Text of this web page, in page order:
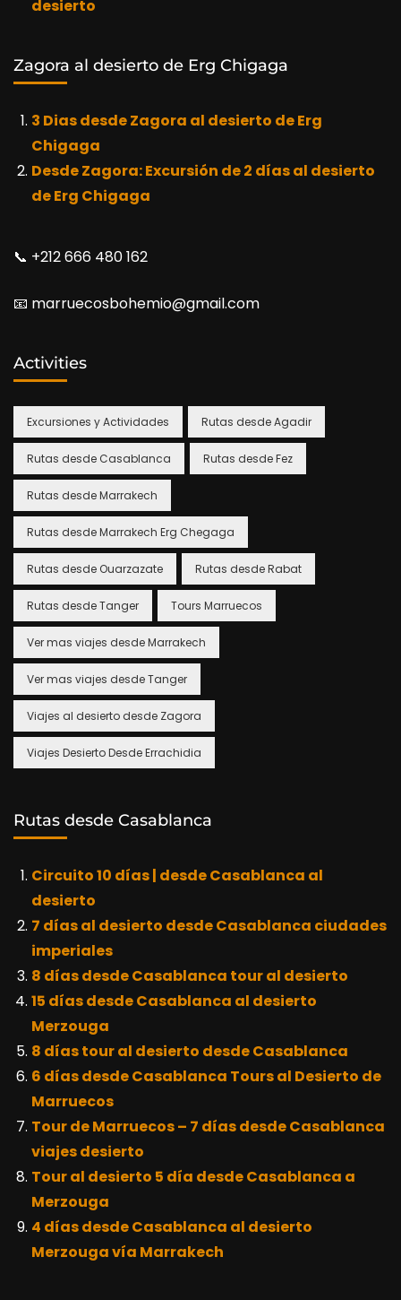
desierto
Zagora al desierto de Erg Chigaga
3 Dias desde Zagora al desierto de Erg
Chigaga
Desde Zagora: Excursión de 2 días al desierto
de Erg Chigaga
📞​ +212 666 480 162
📧​ marruecosbohemio@gmail.com
Activities
Excursiones y Actividades Rutas desde Agadir
Rutas desde Casablanca Rutas desde Fez
Rutas desde Marrakech
Rutas desde Marrakech Erg Chegaga
Rutas desde Ouarzazate Rutas desde Rabat
Rutas desde Tanger Tours Marruecos
Ver mas viajes desde Marrakech
Ver mas viajes desde Tanger
Viajes al desierto desde Zagora
Viajes Desierto Desde Errachidia
Rutas desde Casablanca
Circuito 10 días | desde Casablanca al
desierto
7 días al desierto desde Casablanca ciudades
imperiales
8 días desde Casablanca tour al desierto
15 días desde Casablanca al desierto
Merzouga
8 días tour al desierto desde Casablanca
6 días desde Casablanca Tours al Desierto de
Marruecos
Tour de Marruecos – 7 días desde Casablanca
viajes desierto
Tour al desierto 5 día desde Casablanca a
Merzouga
4 días desde Casablanca al desierto
Merzouga vía Marrakech